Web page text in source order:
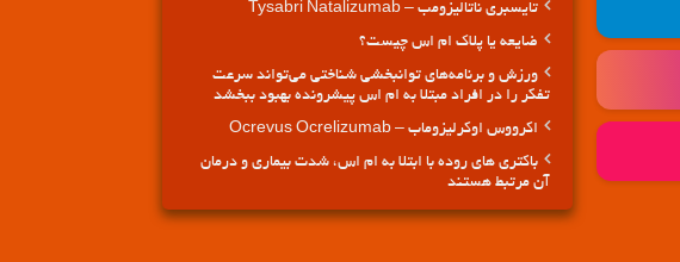
تایسبری ناتالیزومب – Tysabri Natalizumab
ضایعه یا پلاک ام اس چیست؟
ورزش و برنامه‌های توانبخشی شناختی می‌تواند سرعت
تفکر را در افراد مبتلا به ام اس پیشرونده بهبود ببخشد
اکرووس اوکرلیزوماب – Ocrevus Ocrelizumab
باکتری های روده با ابتلا به ام اس، شدت بیماری و درمان
آن مرتبط هستند